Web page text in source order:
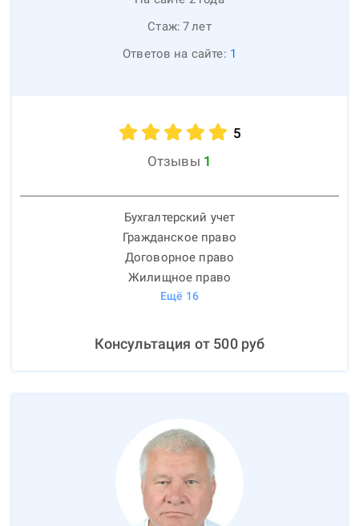
Стаж: 7лет
Ответов на сайте: 1
5
Отзывы 1
Бухгалтерский учет
Гражданское право
Договорное право
Жилищное право
Ещё 16
Консультация от 500руб